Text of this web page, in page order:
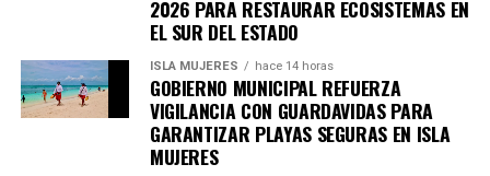
2026 PARA RESTAURAR ECOSISTEMAS EN
EL SUR DEL ESTADO
ISLA MUJERES hace 14 horas
GOBIERNO MUNICIPAL REFUERZA
VIGILANCIA CON GUARDAVIDAS PARA
GARANTIZAR PLAYAS SEGURAS EN ISLA
MUJERES